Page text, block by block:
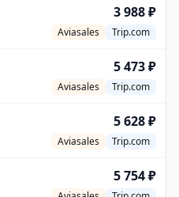
3 988 ₽
Aviasales Trip.com
5 473 ₽
Aviasales Trip.com
5 628 ₽
Aviasales Trip.com
5 754 ₽